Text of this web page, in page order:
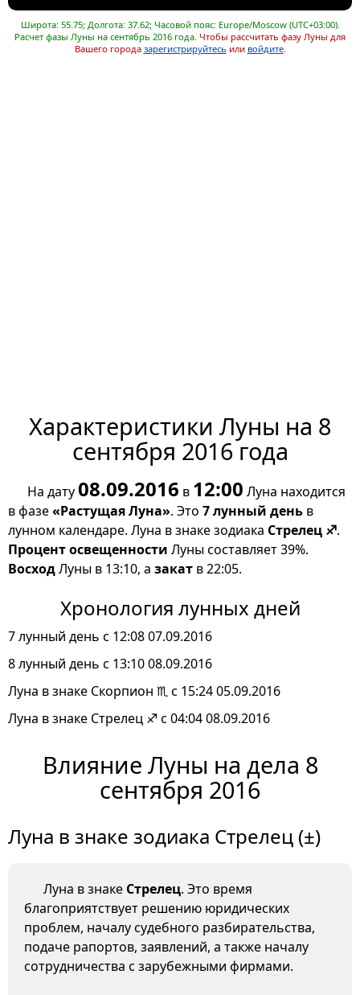
Широта: 55.75; Долгота: 37.62; Часовой пояс: Europe/Moscow (UTC+03:00).
Расчет фазы Луны на сентябрь 2016 года. Чтобы рассчитать фазу Луны для
Вашего города зарегистрируйтесь или войдите.
Характеристики Луны на 8
сентября 2016 года
На дату08.09.2016 в 12:00 Луна находится
в фазе«Растущая Луна». Это 7 лунный день в
лунном календаре. Луна в знаке зодиака Стрелец ♐.
Процент освещенности Луны составляет 39%.
ВосходЛуны в 13:10, а закат в 22:05.
Хронология лунных дней
7 лунный день с 12:08 07.09.2016
8 лунный день с 13:10 08.09.2016
Луна в знаке Скорпион ♏ с 15:24 05.09.2016
Луна в знаке Стрелец ♐ с 04:04 08.09.2016
Влияние Луны на дела 8
сентября 2016
Луна в знаке зодиака Стрелец (±)
Луна в знаке Стрелец. Это время
благоприятствует решению юридических
проблем, началу судебного разбирательства,
подаче рапортов, заявлений, а также началу
сотрудничества с зарубежными фирмами.